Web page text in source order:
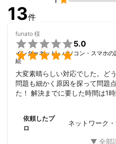
などにも対応しております。
アピールポイント
・パソコン、携帯がインターネ
った。
・ホームページの表示が遅い。
・Zoom、Youtubeなどで画面が
・プリンターに印刷ができなく
・メールの送受信ができなくな
・など
また、サーバー構築系、Webアプ
にも対応致しますので、お気軽に
13件
funato 様


5.0
インターネット・パソコン・スマホの
続
大変素晴らしい対応でした。ど
問題も細かく原因を探って問題
た！ 解決までに要した時間は1
定、改善などに困ったらこちら
めします。
依頼したプ
ロ